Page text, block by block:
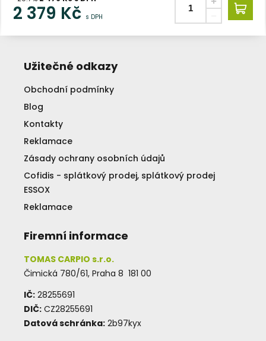
2 379 Kč s DPH
Užitečné odkazy
Obchodní podmínky
Blog
Kontakty
Reklamace
Zásady ochrany osobních údajů
Cofidis - splátkový prodej, splátkový prodej
ESSOX
Reklamace
Firemní informace
TOMAS CARPIO s.r.o.
Čimická 780/61, Praha 8 181 00
IČ: 28255691
DIČ: CZ28255691
Datová schránka: 2b97kyx